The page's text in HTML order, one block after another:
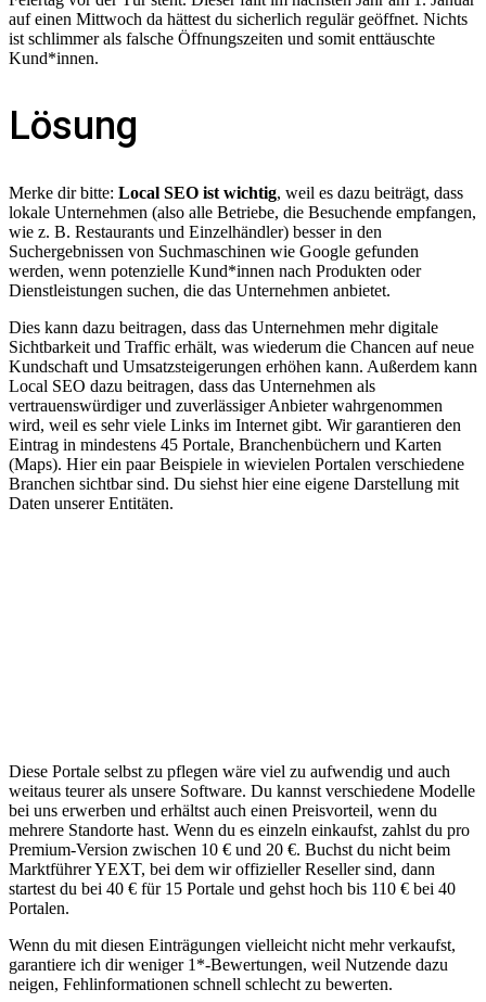
auf einen Mittwoch da hättest du sicherlich regulär geöffnet. Nichts
ist schlimmer als falsche Öffnungszeiten und somit enttäuschte
Kund*innen.
Lösung
Merke dir bitte: Local SEO ist wichtig, weil es dazu beiträgt, dass
lokale Unternehmen (also alle Betriebe, die Besuchende empfangen,
wie z. B. Restaurants und Einzelhändler) besser in den
Suchergebnissen von Suchmaschinen wie Google gefunden
werden, wenn potenzielle Kund*innen nach Produkten oder
Dienstleistungen suchen, die das Unternehmen anbietet.
Dies kann dazu beitragen, dass das Unternehmen mehr digitale
Sichtbarkeit und Traffic erhält, was wiederum die Chancen auf neue
Kundschaft und Umsatzsteigerungen erhöhen kann. Außerdem kann
Local SEO dazu beitragen, dass das Unternehmen als
vertrauenswürdiger und zuverlässiger Anbieter wahrgenommen
wird, weil es sehr viele Links im Internet gibt. Wir garantieren den
Eintrag in mindestens 45 Portale, Branchenbüchern und Karten
(Maps). Hier ein paar Beispiele in wievielen Portalen verschiedene
Branchen sichtbar sind. Du siehst hier eine eigene Darstellung mit
Daten unserer Entitäten.
Diese Portale selbst zu pflegen wäre viel zu aufwendig und auch
weitaus teurer als unsere Software. Du kannst verschiedene Modelle
bei uns erwerben und erhältst auch einen Preisvorteil, wenn du
mehrere Standorte hast. Wenn du es einzeln einkaufst, zahlst du pro
Premium-Version zwischen 10 € und 20 €. Buchst du nicht beim
Marktführer YEXT, bei dem wir offizieller Reseller sind, dann
startest du bei 40 € für 15 Portale und gehst hoch bis 110 € bei 40
Portalen.
Wenn du mit diesen Einträgungen vielleicht nicht mehr verkaufst,
garantiere ich dir weniger 1*-Bewertungen, weil Nutzende dazu
neigen, Fehlinformationen schnell schlecht zu bewerten.